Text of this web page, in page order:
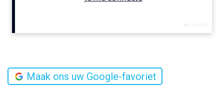
Maak ons uw Google-favoriet